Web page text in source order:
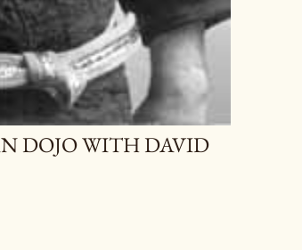
DOJO WITH DAVID